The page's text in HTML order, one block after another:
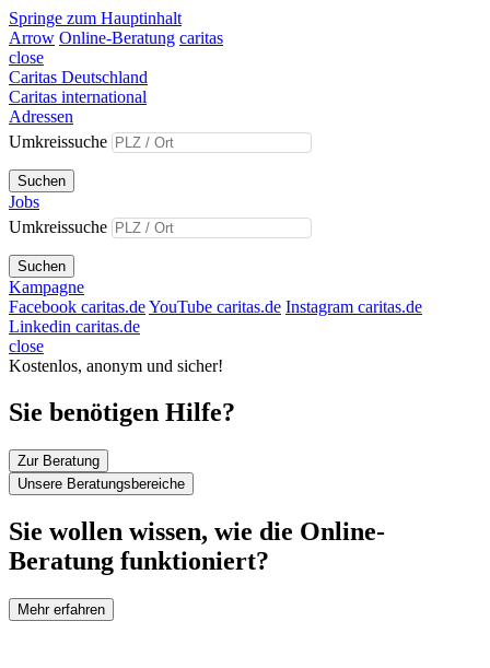
Springe zum Hauptinhalt
Arrow Online-Beratung caritas
close
Caritas Deutschland
Caritas international
Adressen
Umkreissuche
Suchen
Jobs
Umkreissuche
Suchen
Kampagne
Facebook caritas.deYouTube caritas.de Instagram caritas.de
Linkedin caritas.de
close
Kostenlos, anonym und sicher!
Sie benötigen Hilfe?
Zur Beratung
Unsere Beratungsbereiche
Sie wollen wissen, wie die Online-
Beratung funktioniert?
Mehr erfahren